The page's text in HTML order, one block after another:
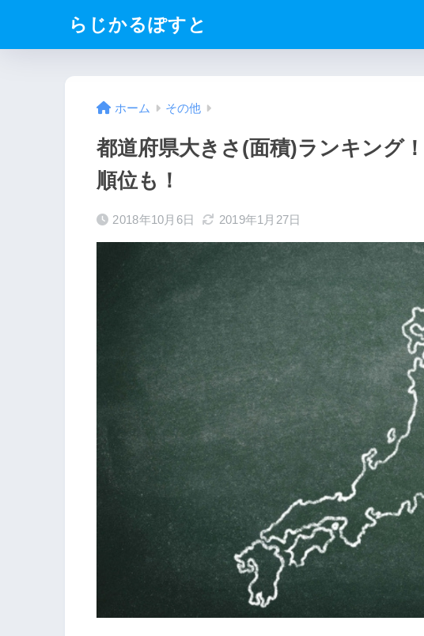
らじかるぽすと
ホーム その他
都道府県大きさ(面積)ランキング
順位も！
2018年10月6日 2019年1月27日